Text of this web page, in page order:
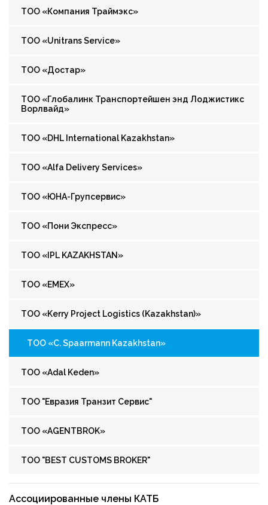
ТОО «Компания Траймэкс»
ТОО «Unitrans Service»
ТОО «Достар»
ТОО «Глобалинк Транспортейшен энд Лоджистикс
Ворлвайд»
ТОО «DHL International Kazakhstan»
ТОО «Alfa Delivery Services»
ТОО «ЮНА-Групсервис»
ТОО «Пони Экспресс»
ТОО «IPL KAZAKHSTAN»
ТОО «EMEX»
ТОО «Kerry Project Logistics (Kazakhstan)»
ТОО «C. Spaarmann Kazakhstan»
ТОО «Adal Keden»
ТОО "Евразия Транзит Сервис"
ТОО «AGENTBROK»
ТОО "BEST CUSTOMS BROKER"
Ассоциированные члены КАТБ